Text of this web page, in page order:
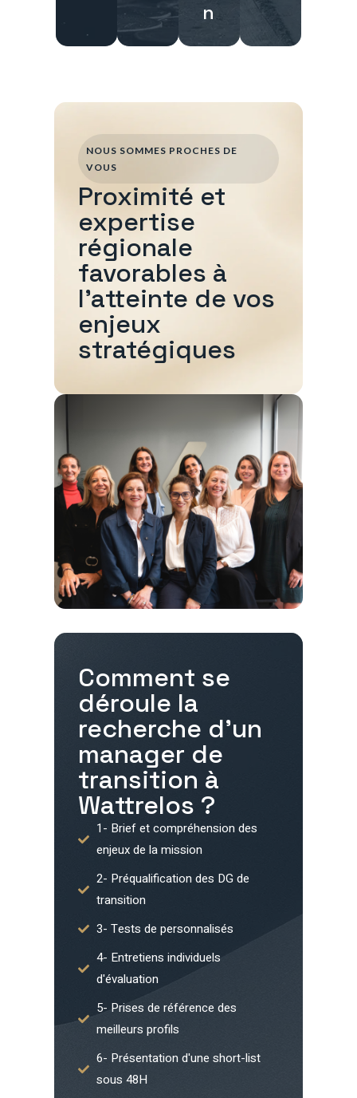
n
Comment se
déroule la
recherche d'un
manager de
transition à
Wattrelos ?
1- Brief et compréhension des
enjeux de la mission
2- Préqualification des DG de
transition
3- Tests de personnalisés
4- Entretiens individuels
d'évaluation
5- Prises de référence des
meilleurs profils
6- Présentation d'une short-list
sous 48H
NOUS SOMMES PROCHES DE
VOUS
Proximité et
expertise
régionale
favorables à
l'atteinte de vos
enjeux
stratégiques